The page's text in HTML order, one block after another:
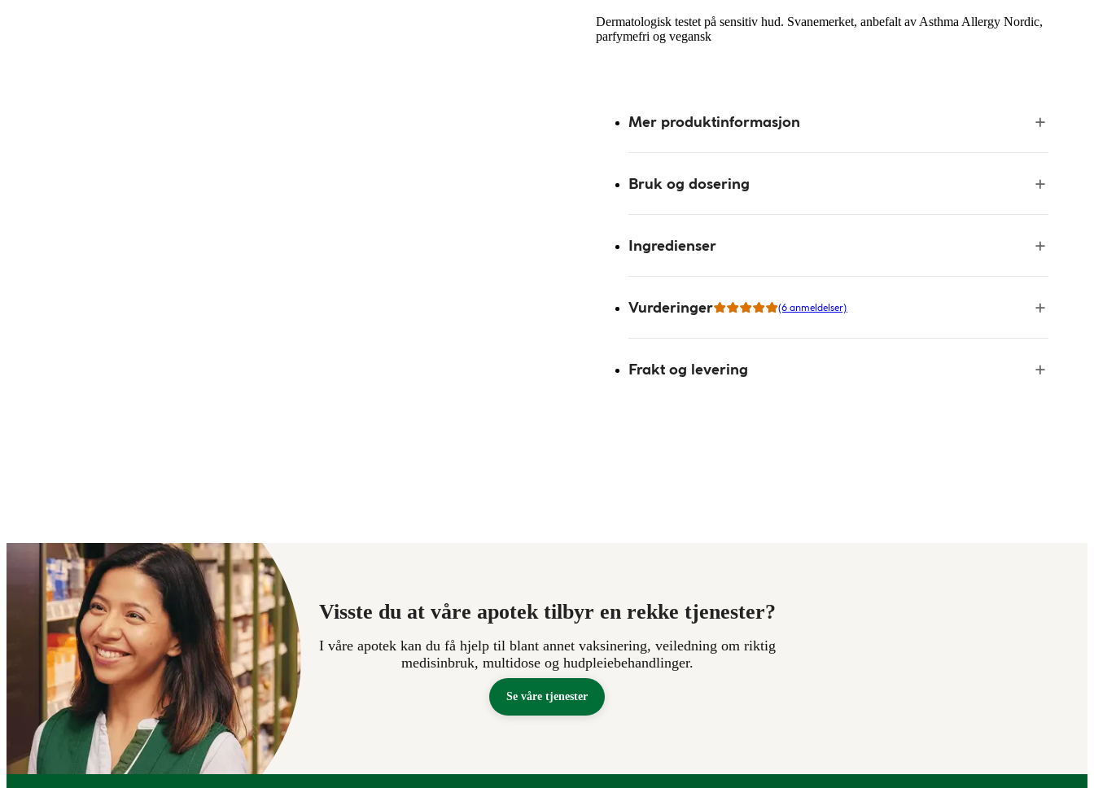
Dermatologisk testet på sensitiv hud. Svanemerket, anbefalt av Asthma Allergy Nordic,
parfymefri og vegansk
Mer produktinformasjon
Bruk og dosering
Ingredienser
Vurderinger (6 anmeldelser)
Frakt og levering
Visste du at våre apotek tilbyr en rekke tjenester?
I våre apotek kan du få hjelp til blant annet vaksinering, veiledning om riktig
medisinbruk, multidose og hudpleiebehandlinger.
Se våre tjenester